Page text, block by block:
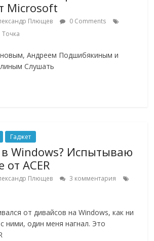
Microsoft
Плющев
0 Comments
Точка
Андреем Подшибякиным и
Слушать
Гаджет
в Windows? Испытываю
ACER
Плющев
3 комментария
от дивайсов на Windows, как ни
ними, один меня нагнал. Это